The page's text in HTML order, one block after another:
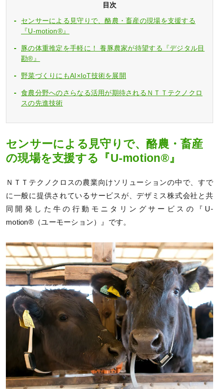
目次
センサーによる見守りで、酪農・畜産の現場を支援する
『U-motion®』
豚の体重推定を手軽に！ 養豚農家が待望する『デジタル目
勘®』
野菜づくりにもAI×IoT技術を展開
食農分野へのさらなる活用が期待されるＮＴＴテクノクロ
スの先進技術
センサーによる見守りで、酪農・畜産
の現場を支援する『U-motion®』
ＮＴＴテクノクロスの農業向けソリューションの中で、すで
に一般に提供されているサービスが、デザミス株式会社と共
同開発した牛の行動モニタリングサービスの『U-
motion®（ユーモーション）』です。